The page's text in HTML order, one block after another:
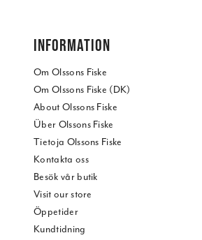
INFORMATION
Om Olssons Fiske
Om Olssons Fiske (DK)
About Olssons Fiske
Über Olssons Fiske
Tietoja Olssons Fiske
Kontakta oss
Besök vår butik
Visit our store
Öppetider
Kundtidning